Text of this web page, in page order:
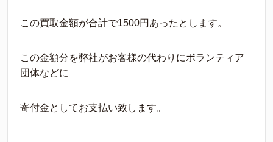
この買取金額が合計で1500円あったとします。
この金額分を弊社がお客様の代わりにボランティア
団体などに
寄付金としてお支払い致します。